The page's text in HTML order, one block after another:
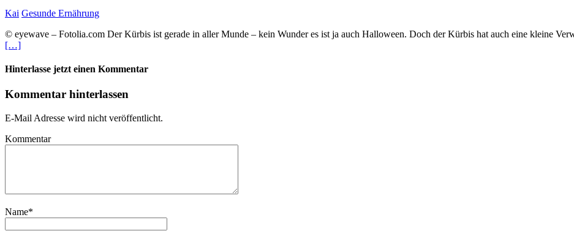
Kai Gesunde Ernährung
© eyewave – Fotolia.com Der Kürbis ist gerade in aller Munde – kein Wunder es ist ja auch Halloween. Doch der Kürbis hat auch eine kleine
[…]
Hinterlasse jetzt einen Kommentar
Kommentar hinterlassen
E-Mail Adresse wird nicht veröffentlicht.
Kommentar
Name*